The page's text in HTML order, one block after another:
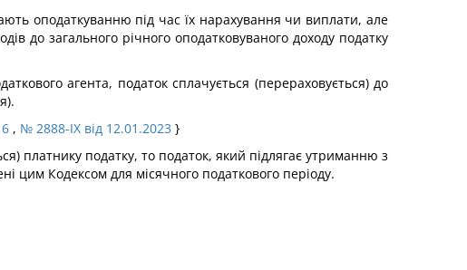
оподаткуванню під час їх нарахування чи виплати, але
до загального річного оподатковуваного доходу податку
агента, податок сплачується (перераховується) до
, № 2888-IX від 12.01.2023 }
платнику податку, то податок, який підлягає утриманню з
цим Кодексом для місячного податкового періоду.